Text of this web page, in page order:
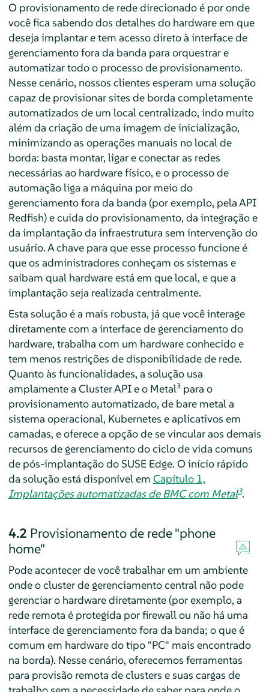
O provisionamento de rede direcionado é por onde
você fica sabendo dos detalhes do hardware em que
deseja implantar e tem acesso direto à interface de
gerenciamento fora da banda para orquestrar e
automatizar todo o processo de provisionamento.
Nesse cenário, nossos clientes esperam uma solução
capaz de provisionar sites de borda completamente
automatizados de um local centralizado, indo muito
além da criação de uma imagem de inicialização,
minimizando as operações manuais no local de
borda: basta montar, ligar e conectar as redes
necessárias ao hardware físico, e o processo de
automação liga a máquina por meio do
gerenciamento fora da banda (por exemplo, pela API
Redfish) e cuida do provisionamento, da integração e
da implantação da infraestrutura sem intervenção do
usuário. A chave para que esse processo funcione é
que os administradores conheçam os sistemas e
saibam qual hardware está em que local, e que a
implantação seja realizada centralmente.
Esta solução é a mais robusta, já que você interage
diretamente com a interface de gerenciamento do
hardware, trabalha com um hardware conhecido e
tem menos restrições de disponibilidade de rede.
Quanto às funcionalidades, a solução usa
amplamente a Cluster API e o Metal3para o
provisionamento automatizado, de bare metal a
sistema operacional, Kubernetes e aplicativos em
camadas, e oferece a opção de se vincular aos demais
recursos de gerenciamento do ciclo de vida comuns
de pós-implantação do SUSE Edge. O início rápido
da solução está disponível em Capítulo 1,
Implantações automatizadas de BMC com Metal3.
4.2 Provisionamento de rede "phone
home"
Pode acontecer de você trabalhar em um ambiente
onde o cluster de gerenciamento central não pode
gerenciar o hardware diretamente (por exemplo, a
rede remota é protegida por firewall ou não há uma
interface de gerenciamento fora da banda; o que é
comum em hardware do tipo "PC" mais encontrado
na borda). Nesse cenário, oferecemos ferramentas
para provisão remota de clusters e suas cargas de